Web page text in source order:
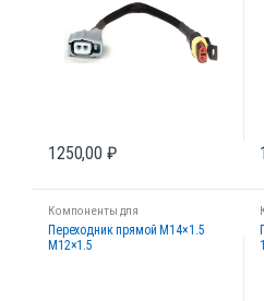
1250,00 ₽
Компоненты для
диагностических стендов
Переходник прямой М14×1.5
М12×1.5
1